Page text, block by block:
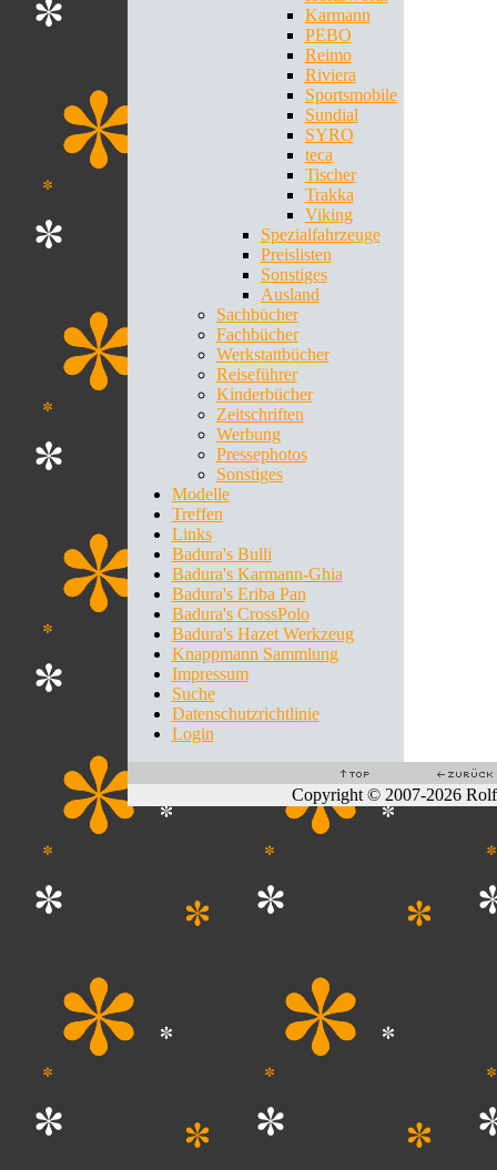
Karmann
PEBO
Reimo
Riviera
Sportsmobile
Sundial
SYRO
teca
Tischer
Trakka
Viking
Spezialfahrzeuge
Preislisten
Sonstiges
Ausland
Sachbücher
Fachbücher
Werkstattbücher
Reiseführer
Kinderbücher
Zeitschriften
Werbung
Pressephotos
Sonstiges
Modelle
Treffen
Links
Badura's Bulli
Badura's Karmann-Ghia
Badura's Eriba Pan
Badura's CrossPolo
Badura's Hazet Werkzeug
Knappmann Sammlung
Impressum
Suche
Datenschutzrichtlinie
Login
Copyright © 2007-2026